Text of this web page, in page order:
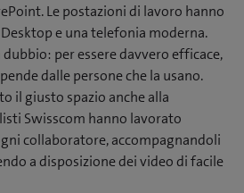
Le postazioni di lavoro hanno
e una telefonia moderna.
dubbio: per essere davvero efficace,
dalle persone che la usano.
il giusto spazio anche alla
Swisscom hanno lavorato
collaboratore, accompagnandoli
a disposizione dei video di facile